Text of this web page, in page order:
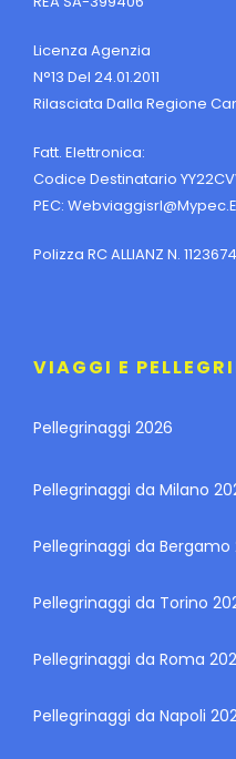
Licenza Agenzia
N°13 Del 24.01.2011
Rilasciata Dalla Regione
Fatt. Elettronica:
Codice Destinatario
PEC:
Polizza RC ALLIANZ N.
VIAGGI E
Pellegrinaggi 2026
Pellegrinaggi da Milano
Pellegrinaggi da Bergamo
Pellegrinaggi da Torino
Pellegrinaggi da Roma
Pellegrinaggi da Napoli